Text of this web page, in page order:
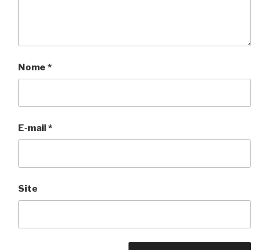
Nome *
E-mail*
Site